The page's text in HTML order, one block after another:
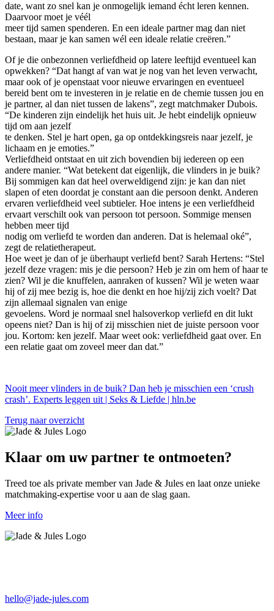
date, want zo snel kan je onmogelijk iemand écht leren kennen.
Daarvoor moet je véél
meer tijd samen spenderen. En een ideale partner mag dan niet
bestaan, maar je kan samen wél een ideale relatie creëren.”
Of je die onbezonnen verliefdheid op latere leeftijd eventueel kan
opwekken? “Dat hangt af van wat je nog van het leven verwacht,
maar ook of je openstaat voor nieuwe ervaringen en eventueel
bereid bent om te investeren in je relatie en de chemie tussen jou en
je partner, al dan niet tussen de lakens”, zegt matchmaker Dubois.
“De kinderen zijn eindelijk het huis uit. Je hebt eindelijk opnieuw
tijd om aan jezelf
te denken. Stel je hart open, ga op ontdekkingsreis naar jezelf, je
lichaam en je emoties.”
Verliefdheid ontstaat en uit zich bovendien bij iedereen op een
andere manier. “Wat betekent dat eigenlijk, die vlinders in je buik?
Bij sommigen kan dat heel overweldigend zijn: je kan dan niet
slapen of eten doordat je constant aan die persoon denkt. Anderen
ervaren verliefdheid veel subtieler. Hoe intens je een verliefdheid
ervaart verschilt ook van persoon tot persoon. Sommige mensen
hebben meer tijd
nodig om verliefd te worden dan anderen. Dat is helemaal oké”,
zegt de relatietherapeut.
Hoe weet je dan of je überhaupt verliefd bent? Sarah Hertens: “Stel
jezelf deze vragen: mis je die persoon? Heb je zin om hem of haar te
zien? Wil je die knuffelen, aanraken of kussen? Wil je weten waar
hij of zij mee bezig is, hoe die denkt en hoe hij/zij zich voelt? Dat
zijn allemaal signalen van enige
gevoelens. Word je normaal snel halsoverkop verliefd en dit lukt
opeens niet? Dan is hij of zij misschien niet de juiste persoon voor
jou. Kortom: ken jezelf. Maar weet ook: verliefdheid gaat over. En
een relatie gaat om zoveel meer dan dat.”
Nooit meer vlinders in de buik? Dan heb je misschien een ‘crush
crash’. Experts leggen uit | Seks & Liefde | hln.be
Terug naar overzicht
Klaar om uw partner te ontmoeten?
Treed toe als private member van Jade & Jules en laat onze unieke
matchmaking-expertise voor u aan de slag gaan.
Meer info
hello@jade-jules.com